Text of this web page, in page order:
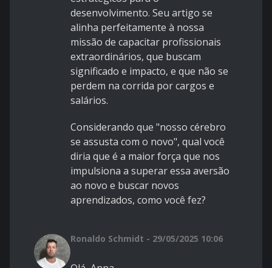
desenvolvimento. Seu artigo se
alinha perfeitamente à nossa
missão de capacitar profissionais
extraordinários, que buscam
significado e impacto, e que não se
perdem na corrida por cargos e
salários.
Considerando que "nosso cérebro
se assusta com o novo", qual você
diria que é a maior força que nos
impulsiona a superar essa aversão
ao novo e buscar novos
aprendizados, como você fez?
Ronaldo Schmidt - 29/05/2025 10:06